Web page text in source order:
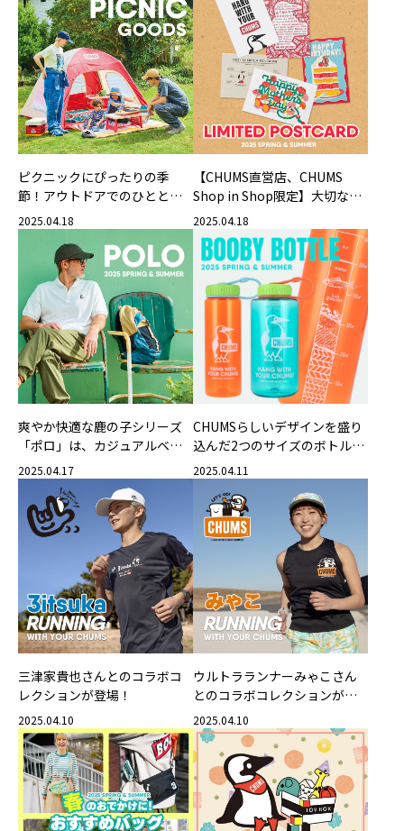
ピクニックにぴったりの季
節！アウトドアでのひととき
をより楽しめるおすすめアイ
テム
2025.04.18
【CHUMS直営店、CHUMS
Shop in Shop限定】大切な人
へ送ろう！CHUMSらしいデザ
インのポストカード
2025.04.18
爽やか快適な鹿の子シリーズ
「ポロ」は、カジュアルベー
シックとチャムスらしさが一
体となったラインアップ
2025.04.17
CHUMSらしいデザインを盛り
込んだ2つのサイズのボトルが
新発売！
2025.04.11
三津家貴也さんとのコラボコ
レクションが登場！
2025.04.10
ウルトラランナーみゃこさん
とのコラボコレクションが登
場！
2025.04.10